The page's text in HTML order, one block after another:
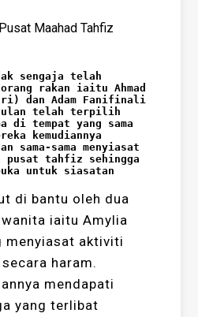
Maahad Tahfiz
sengaja telah
rakan iaitu Ahmad
dan Adam Fanifinali
telah terpilih
di tempat yang sama
kemudiannya
sama-sama menyiasat
pusat tahfiz sehingga
untuk siasatan
di bantu oleh dua
iaitu Amylia
menyiasat aktiviti
haram.
mendapati
yang terlibat